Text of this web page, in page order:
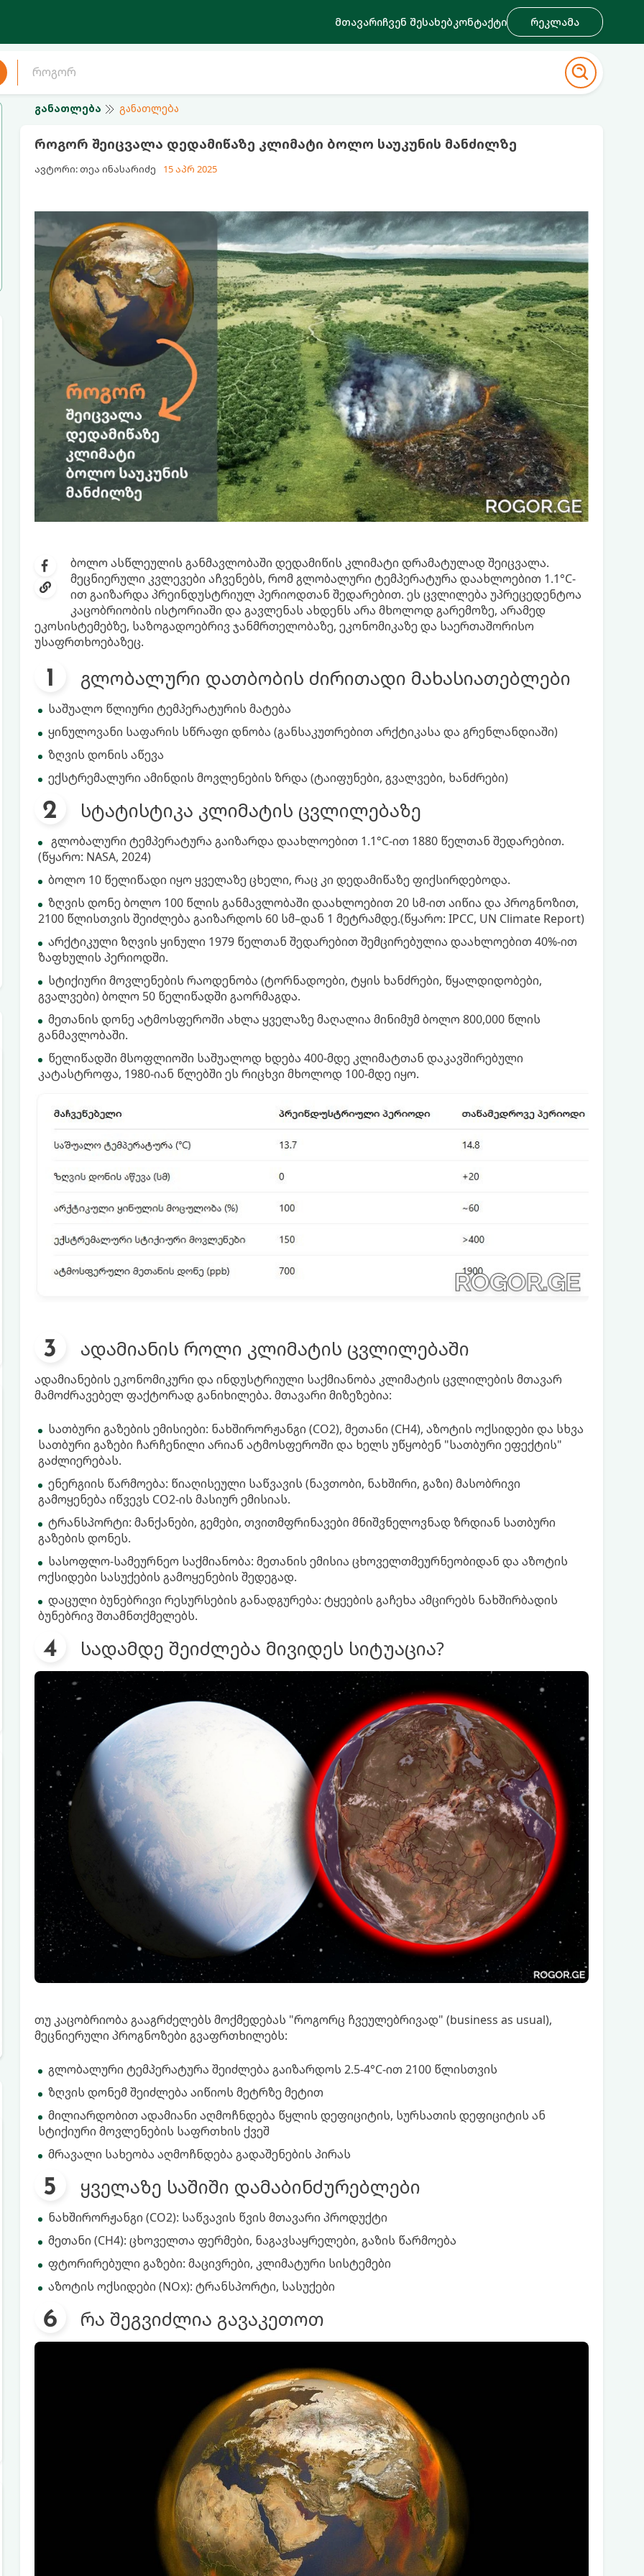
მთავარიჩვენ შესახებკონტაქტი რეკლამა
განათლება განათლება
როგორ შეიცვალა დედამიწაზე კლიმატი ბოლო საუკუნის მანძილზე
ავტორი: თეა ინასარიძე 15 აპრ 2025
ბოლო ასწლეულის განმავლობაში დედამიწის კლიმატი დრამატულად შეიცვალა.
მეცნიერული კვლევები აჩვენებს, რომ გლობალური ტემპერატურა დაახლოებით 1.1°C-
ით გაიზარდა პრეინდუსტრიულ პერიოდთან შედარებით. ეს ცვლილება უპრეცედენტოა
კაცობრიობის ისტორიაში და გავლენას ახდენს არა მხოლოდ გარემოზე, არამედ
ეკოსისტემებზე, საზოგადოებრივ ჯანმრთელობაზე, ეკონომიკაზე და საერთაშორისო
უსაფრთხოებაზეც.
გლობალური დათბობის ძირითადი მახასიათებლები
საშუალო წლიური ტემპერატურის მატება
ყინულოვანი საფარის სწრაფი დნობა (განსაკუთრებით არქტიკასა და გრენლანდიაში)
ზღვის დონის აწევა
ექსტრემალური ამინდის მოვლენების ზრდა (ტაიფუნები, გვალვები, ხანძრები)
სტატისტიკა კლიმატის ცვლილებაზე
გლობალური ტემპერატურა გაიზარდა დაახლოებით 1.1°C-ით 1880 წელთან შედარებით.
(წყარო: NASA, 2024)
ბოლო 10 წელიწადი იყო ყველაზე ცხელი, რაც კი დედამიწაზე ფიქსირდებოდა.
ზღვის დონე ბოლო 100 წლის განმავლობაში დაახლოებით 20 სმ-ით აიწია და პროგნოზით,
2100 წლისთვის შეიძლება გაიზარდოს 60 სმ–დან 1 მეტრამდე.(წყარო: IPCC, UN Climate Report)
არქტიკული ზღვის ყინული 1979 წელთან შედარებით შემცირებულია დაახლოებით 40%-ით
ზაფხულის პერიოდში.
სტიქიური მოვლენების რაოდენობა (ტორნადოები, ტყის ხანძრები, წყალდიდობები,
გვალვები) ბოლო 50 წელიწადში გაორმაგდა.
მეთანის დონე ატმოსფეროში ახლა ყველაზე მაღალია მინიმუმ ბოლო 800,000 წლის
განმავლობაში.
წელიწადში მსოფლიოში საშუალოდ ხდება 400-მდე კლიმატთან დაკავშირებული
კატასტროფა, 1980-იან წლებში ეს რიცხვი მხოლოდ 100-მდე იყო.
ადამიანის როლი კლიმატის ცვლილებაში
ადამიანების ეკონომიკური და ინდუსტრიული საქმიანობა კლიმატის ცვლილების მთავარ
მამოძრავებელ ფაქტორად განიხილება. მთავარი მიზეზებია:
სათბური გაზების ემისიები: ნახშირორჟანგი (CO2), მეთანი (CH4), აზოტის ოქსიდები და სხვა
სათბური გაზები ჩარჩენილი არიან ატმოსფეროში და ხელს უწყობენ "სათბური ეფექტის"
გაძლიერებას.
ენერგიის წარმოება: წიაღისეული საწვავის (ნავთობი, ნახშირი, გაზი) მასობრივი
გამოყენება იწვევს CO2-ის მასიურ ემისიას.
ტრანსპორტი: მანქანები, გემები, თვითმფრინავები მნიშვნელოვნად ზრდიან სათბური
გაზების დონეს.
სასოფლო-სამეურნეო საქმიანობა: მეთანის ემისია ცხოველთმეურნეობიდან და აზოტის
ოქსიდები სასუქების გამოყენების შედეგად.
დაცული ბუნებრივი რესურსების განადგურება: ტყეების გაჩეხა ამცირებს ნახშირბადის
ბუნებრივ შთამნთქმელებს.
სადამდე შეიძლება მივიდეს სიტუაცია?
თუ კაცობრიობა გააგრძელებს მოქმედებას "როგორც ჩვეულებრივად" (business as usual),
მეცნიერული პროგნოზები გვაფრთხილებს:
გლობალური ტემპერატურა შეიძლება გაიზარდოს 2.5-4°C-ით 2100 წლისთვის
ზღვის დონემ შეიძლება აიწიოს მეტრზე მეტით
მილიარდობით ადამიანი აღმოჩნდება წყლის დეფიციტის, სურსათის დეფიციტის ან
სტიქიური მოვლენების საფრთხის ქვეშ
მრავალი სახეობა აღმოჩნდება გადაშენების პირას
ყველაზე საშიში დამაბინძურებლები
ნახშირორჟანგი (CO2): საწვავის წვის მთავარი პროდუქტი
მეთანი (CH4): ცხოველთა ფერმები, ნაგავსაყრელები, გაზის წარმოება
ფტორირებული გაზები: მაცივრები, კლიმატური სისტემები
აზოტის ოქსიდები (NOx): ტრანსპორტი, სასუქები
რა შეგვიძლია გავაკეთოთ